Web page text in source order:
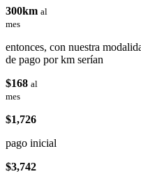
300km al
mes
entonces, con nuestra
de pago por km serían
$168 al
mes
$1,726
pago inicial
$3,742